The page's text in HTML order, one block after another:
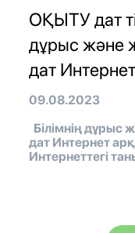
ОҚЫТУ дат
дұрыс және
дат
09.08.2023
Білімнің дұрыс
дат Интернет
Интернеттегі